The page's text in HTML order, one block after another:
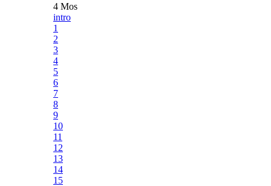
4 Mos
intro
1
2
3
4
5
6
7
8
9
10
11
12
13
14
15